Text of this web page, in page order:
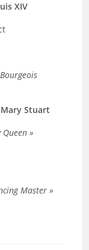
XIV
Stuart
»
Master »